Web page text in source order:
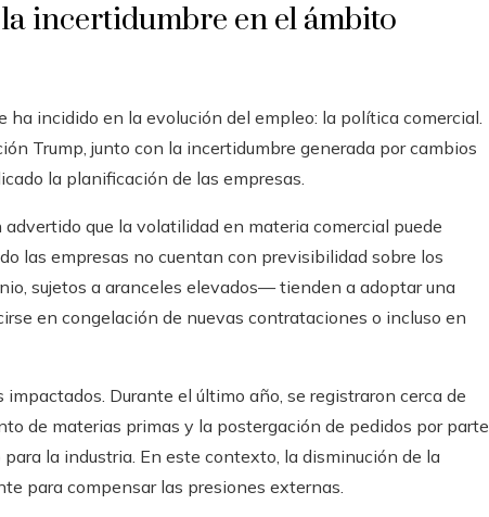
incertidumbre en el ámbito
incidido en la evolución del empleo: la política comercial.
Trump, junto con la incertidumbre generada por cambios
la planificación de las empresas.
advertido que la volatilidad en materia comercial puede
las empresas no cuentan con previsibilidad sobre los
sujetos a aranceles elevados— tienden a adoptar una
en congelación de nuevas contrataciones o incluso en
Durante el último año, se registraron cerca de
de materias primas y la postergación de pedidos por parte
la industria. En este contexto, la disminución de la
para compensar las presiones externas.